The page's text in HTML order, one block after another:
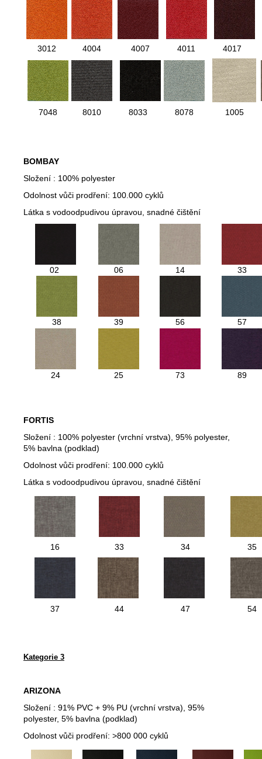
3012 4004 4007 4011 4017
7048 8010 8033 8078 1005
BOMBAY
Složení : 100% polyester
Odolnost vůči prodření: 100.000 cyklů
Látka s vodoodpudivou úpravou, snadné čištění
02 06 14 33
38 39 56 57
24 25 73 89
FORTIS
Složení : 100% polyester (vrchní vrstva), 95% polyester,
5% bavlna (podklad)
Odolnost vůči prodření: 100.000 cyklů
Látka s vodoodpudivou úpravou, snadné čištění
16 33 34 35
37 44 47 54
Kategorie 3
ARIZONA
Složení : 91% PVC + 9% PU (vrchní vrstva), 95%
polyester, 5% bavlna (podklad)
Odolnost vůči prodření: >800 000 cyklů